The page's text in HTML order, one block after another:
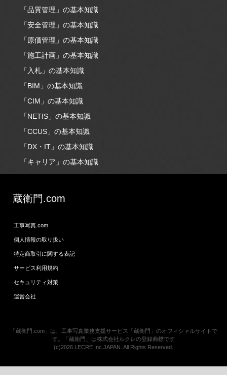
「品質管理」の基本知識
「安全管理」の基本知識
「原価管理」の基本知識
「施工計画」の基本知識
「入札」の基本知識
「BIM」の基本知識
「CIM」の基本知識
「NETIS」の基本知識
「CCUS」の基本知識
「DX・IT」の基本知識
「キャリア」の基本知識
蔵衛門.com
工事写真.com
個人情報の取り扱い
特定商取引に関する表記
サービス利用規約
セキュリティ対策
運営会社
「蔵衛門.com」は、工事写真業務支援サービス「蔵衛門」のオフィシャルサイトで
す。「蔵衛門」は株式会社ルクレの登録商標です
(c)2026 LECRE Inc.JAPAN. All Rights Reserved.